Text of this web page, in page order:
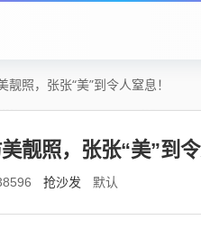
照，张张“美”到令人窒息！
靓照，张张“美”到令
抢沙发 默认